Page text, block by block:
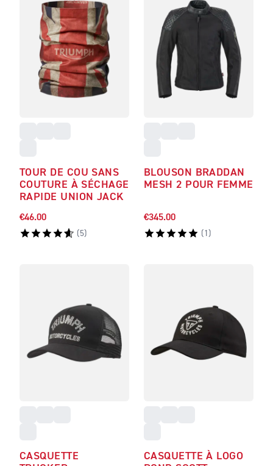
TOUR DE COU SANS
COUTURE À SÉCHAGE
RAPIDE UNION JACK
€46.00
( 5)
BLOUSON BRADDAN
MESH 2 POUR FEMME
€345.00
( 1 )
CASQUETTE
CASQUETTE À LOGO